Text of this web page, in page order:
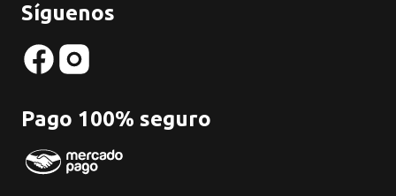
Síguenos
Pago 100% seguro